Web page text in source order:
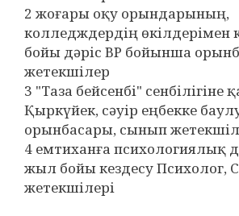
2 жоғары оқу орындарының,
колледждердің өкілдерімен
бойы дәріс ВР бойынша
жетекшілер
3 "Таза бейсенбі" сенбілігіне
Қыркүйек, сәуір еңбекке
орынбасары, сынып
4 емтиханға психологиялық
жыл бойы кездесу Психолог,
жетекшілері